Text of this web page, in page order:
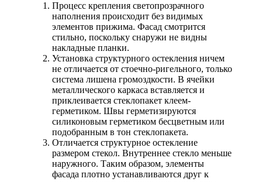
Процесс крепления светопрозрачного
наполнения происходит без видимых
элементов прижима. Фасад смотрится
стильно, поскольку снаружи не видны
накладные планки.
Установка структурного остекления ничем
не отличается от стоечно-ригельного, только
система лишена громоздкости. В ячейки
металлического каркаса вставляется и
приклеивается стеклопакет клеем-
герметиком. Швы герметизируются
силиконовым герметиком бесцветным или
подобранным в тон стеклопакета.
Отличается структурное остекление
размером стекол. Внутреннее стекло меньше
наружного. Таким образом, элементы
фасада плотно устанавливаются друг к